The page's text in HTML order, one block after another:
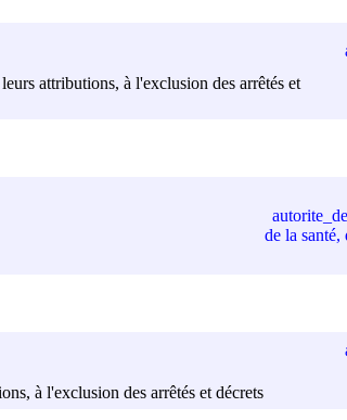
attributions, à l'exclusion des arrêtés et
de la santé,
à l'exclusion des arrêtés et décrets